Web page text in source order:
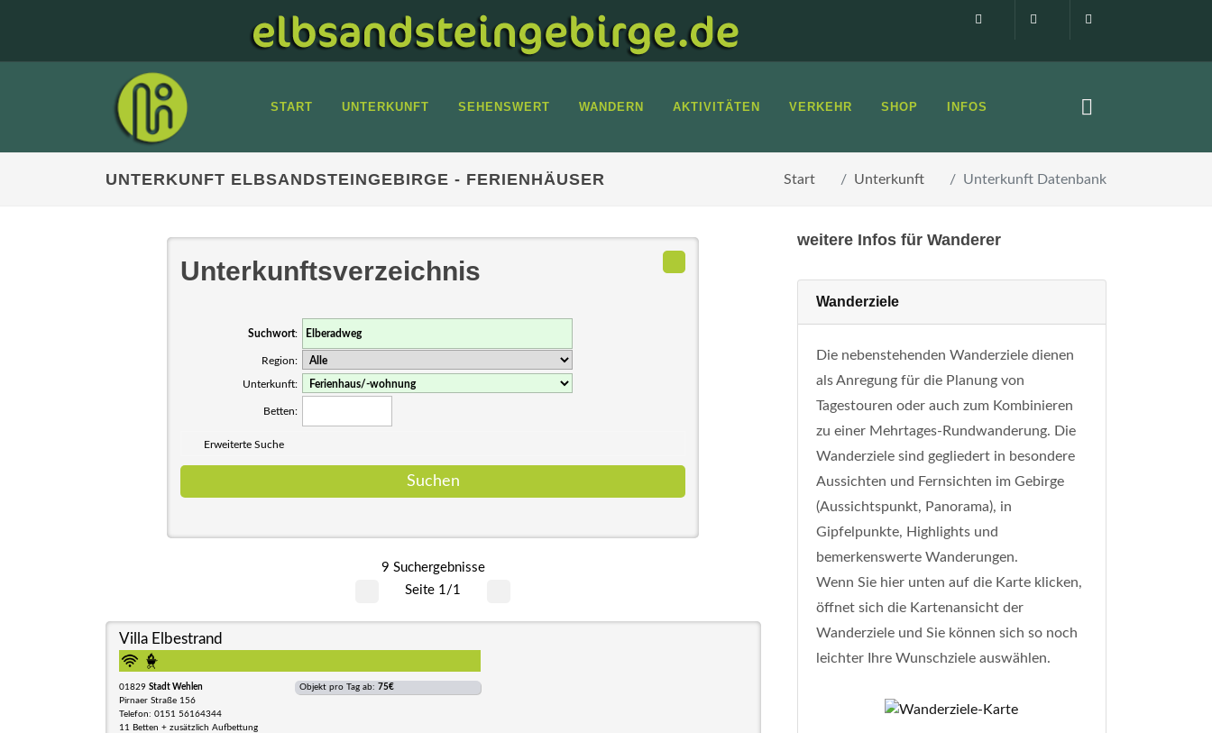
Impressum0160 99873408
START UNTERKUNFT SEHENSWERT WANDERN AKTIVITÄTEN VERKEHR SHOP INFOS
UNTERKUNFT ELBSANDSTEINGEBIRGE - FERIENHÄUSER Start Unterkunft Unterkunft Datenbank
Unterkunftsverzeichnis
Suchwort:
Region:
Unterkunft:
Betten:
Erweiterte Suche
9 Suchergebnisse
Seite 1/1
Villa Elbestrand
01829 Stadt Wehlen
Pirnaer Straße 156
Telefon: 0151 56164344
11 Betten + zusätzlich Aufbettung
Objekt pro Tag ab: 75€
weitere Infos für Wanderer
Wanderziele
Die nebenstehenden Wanderziele dienen
als Anregung für die Planung von
Tagestouren oder auch zum Kombinieren
zu einer Mehrtages-Rundwanderung. Die
Wanderziele sind gegliedert in besondere
Aussichten und Fernsichten im Gebirge
(Aussichtspunkt, Panorama), in
Gipfelpunkte, Highlights und
bemerkenswerte Wanderungen.
Wenn Sie hier unten auf die Karte klicken,
öffnet sich die Kartenansicht der
Wanderziele und Sie können sich so noch
leichter Ihre Wunschziele auswählen.